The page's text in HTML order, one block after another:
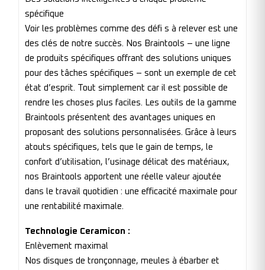
spécifique
Voir les problèmes comme des défi s à relever est une
des clés de notre succès. Nos Braintools – une ligne
de produits spécifiques offrant des solutions uniques
pour des tâches spécifiques – sont un exemple de cet
état d’esprit. Tout simplement car il est possible de
rendre les choses plus faciles. Les outils de la gamme
Braintools présentent des avantages uniques en
proposant des solutions personnalisées. Grâce à leurs
atouts spécifiques, tels que le gain de temps, le
confort d’utilisation, l’usinage délicat des matériaux,
nos Braintools apportent une réelle valeur ajoutée
dans le travail quotidien : une efficacité maximale pour
une rentabilité maximale.
Technologie Ceramicon :
Enlèvement maximal
Nos disques de tronçonnage, meules à ébarber et